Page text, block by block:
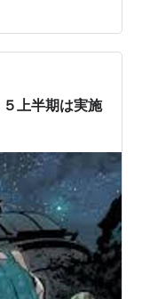
レ東＞『ＳＰＹ
種﨑敦美（？
Ｓ１１＞『矢野
歳）評価…×１話
ろしいでしょう
上半期は実施